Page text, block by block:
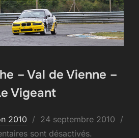
– Val de Vienne –
Vigeant
2010
Publié
le
24 septembre 2010
sont désactivés.